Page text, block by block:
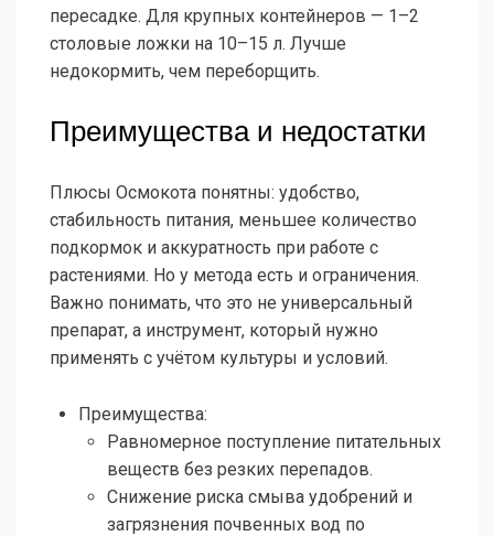
пересадке. Для крупных контейнеров — 1–2
столовые ложки на 10–15 л. Лучше
недокормить, чем переборщить.
Преимущества и недостатки
Плюсы Осмокота понятны: удобство,
стабильность питания, меньшее количество
подкормок и аккуратность при работе с
растениями. Но у метода есть и ограничения.
Важно понимать, что это не универсальный
препарат, а инструмент, который нужно
применять с учётом культуры и условий.
Преимущества:
Равномерное поступление питательных
веществ без резких перепадов.
Снижение риска смыва удобрений и
загрязнения почвенных вод по